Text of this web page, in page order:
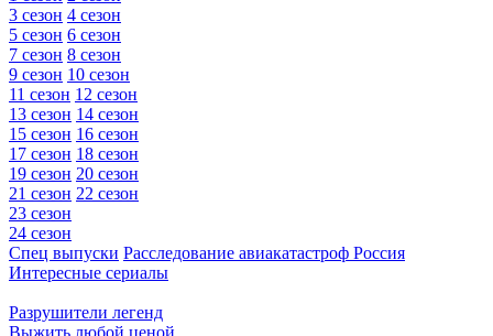
3 сезон 4 сезон
5 сезон 6 сезон
7 сезон 8 сезон
9 сезон 10 сезон
11 сезон 12 сезон
13 сезон 14 сезон
15 сезон 16 сезон
17 сезон 18 сезон
19 сезон 20 сезон
21 сезон 22 сезон
23 сезон
24 сезон
Спец выпуски Расследование авиакатастроф Россия
Интересные сериалы
Разрушители легенд
Выжить любой ценой